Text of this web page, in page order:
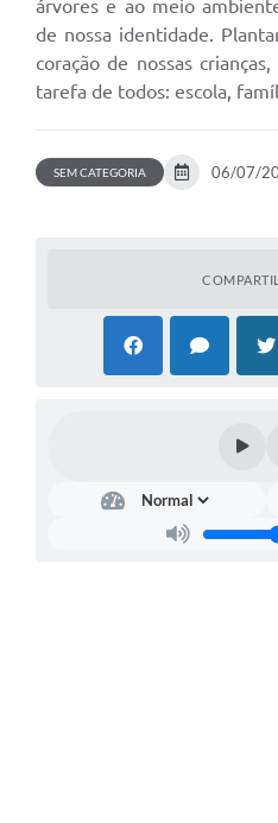
árvores e ao meio
de nossa identidade.
coração de nossas
tarefa de todos: escola,
SEM CATEGORIA 06/07/